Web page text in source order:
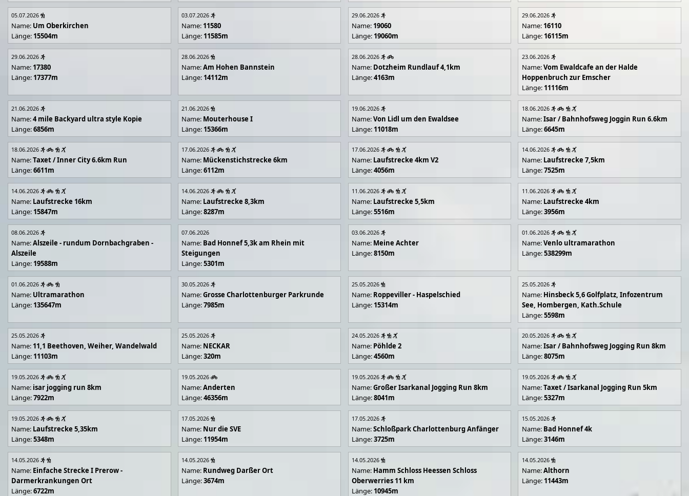
05.07.2026
Name: Um Oberkirchen
Länge: 15504m
03.07.2026
Name: 11580
Länge: 11585m
29.06.2026
Name: 19060
Länge: 19060m
29.06.2026
Name: 16110
Länge: 16115m
29.06.2026
Name: 17380
Länge: 17377m
28.06.2026
Name:Am Hohen Bannstein
Länge: 14112m
28.06.2026
Name: Dotzheim Rundlauf 4,1km
Länge:4163m
23.06.2026
Name:Vom Ewaldcafe an der Halde
Hoppenbruch zur Emscher
Länge: 11116m
21.06.2026
Name:4 mile Backyard ultra style Kopie
Länge:6856m
21.06.2026
Name: Mouterhouse I
Länge: 15366m
19.06.2026
Name:Von Lidl um den Ewaldsee
Länge: 11018m
18.06.2026
Name:Isar / Bahnhofsweg Joggin Run 6.6km
Länge:6645m
18.06.2026
Name:Taxet / Inner City 6.6km Run
Länge:6611m
17.06.2026
Name: Mückenstichstrecke 6km
Länge:6112m
17.06.2026
Name: Laufstrecke 4km V2
Länge:4056m
14.06.2026
Name: Laufstrecke 7,5km
Länge:7525m
14.06.2026
Name: Laufstrecke 16km
Länge: 15847m
14.06.2026
Name: Laufstrecke 8,3km
Länge:8287m
11.06.2026
Name: Laufstrecke 5,5km
Länge:5516m
11.06.2026
Name: Laufstrecke 4km
Länge:3956m
08.06.2026
Name:Alszeile - rundum Dornbachgraben -
Alszeile
Länge: 19588m
07.06.2026
Name: Bad Honnef 5,3k am Rhein mit
Steigungen
Länge:5301m
03.06.2026
Name: Meine Achter
Länge:8150m
01.06.2026
Name:Venlo ultramarathon
Länge:538299m
01.06.2026
Name: Ultramarathon
Länge: 135647m
30.05.2026
Name:Grosse Charlottenburger Parkrunde
Länge:7985m
25.05.2026
Name: Roppeviller - Haspelschied
Länge: 15314m
25.05.2026
Name: Hinsbeck 5,6 Golfplatz, Infozentrum
See, Hombergen, Kath.Schule
Länge:5598m
25.05.2026
Name: 11,1 Beethoven, Weiher, Wandelwald
Länge: 11103m
25.05.2026
Name: NECKAR
Länge:320m
24.05.2026
Name: Pöhlde 2
Länge:4560m
20.05.2026
Name:Isar / Bahnhofsweg Jogging Run 8km
Länge:8075m
19.05.2026
Name: isar jogging run 8km
Länge:7922m
19.05.2026
Name:Anderten
Länge:46356m
19.05.2026
Name:Großer Isarkanal Jogging Run 8km
Länge:8041m
19.05.2026
Name:Taxet / Isarkanal Jogging Run 5km
Länge:5327m
19.05.2026
Name: Laufstrecke 5,35km
Länge:5348m
17.05.2026
Name: Nur die SVE
Länge: 11954m
17.05.2026
Name:Schloßpark Charlottenburg Anfänger
Länge:3725m
15.05.2026
Name: Bad Honnef 4k
Länge:3146m
14.05.2026
Name: Einfache Strecke I Prerow -
Darmerkrankungen Ort
Länge:6722m
14.05.2026
Name: Rundweg Darßer Ort
Länge:3674m
14.05.2026
Name: Hamm Schloss Heessen Schloss
Oberwerries 11 km
Länge: 10945m
14.05.2026
Name:Althorn
Länge: 11443m